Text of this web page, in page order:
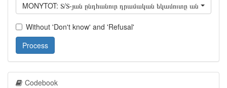
MONYTOT: Տ/Տ-յան ընդհանուր դրամական եկամուտը անցած
Without 'Don't know' and 'Refusal'
Process
Codebook